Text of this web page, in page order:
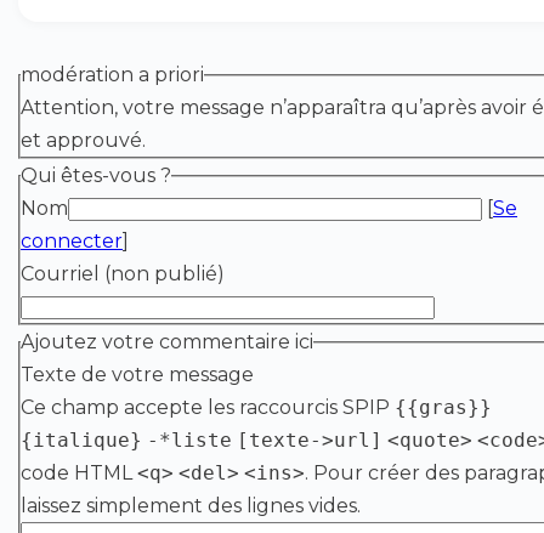
modération a priori
Attention, votre message n’apparaîtra qu’après avoir
et approuvé.
Qui êtes-vous ?
Nom
[Se
connecter]
Courriel (non publié)
Ajoutez votre commentaire ici
Texte de votre message
Ce champ accepte les raccourcis SPIP {{gras}}
{italique} -*liste [texte->url] <quote>
code HTML<q> <del> <ins>. Pour créer des
laissez simplement des lignes vides.